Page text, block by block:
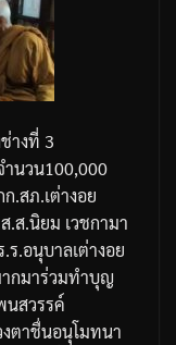
างที่ 3
ำนวน100,000
ก.สภ.เต่างอย
ส.ส.นิยม เวชกามา
.ร.อนุบาลเต่างอย
กมาร่วมทำบุญ
นสวรรค์
งตาชื่นอนุโมทนา